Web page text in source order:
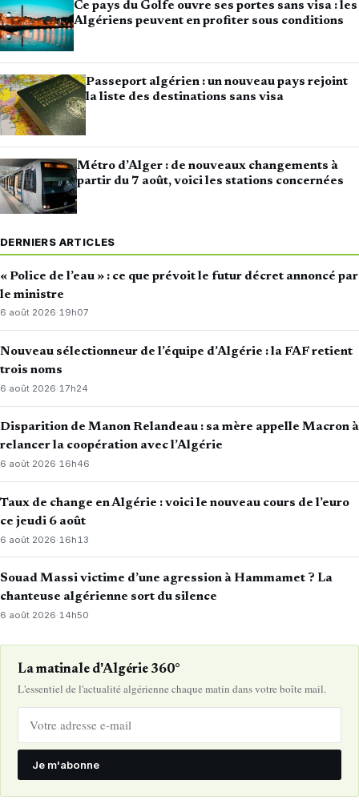
Ce pays du Golfe ouvre ses portes sans visa : les
Algériens peuvent en profiter sous conditions
Passeport algérien : un nouveau pays rejoint
la liste des destinations sans visa
Métro d’Alger : de nouveaux changements à
partir du 7 août, voici les stations concernées
DERNIERS ARTICLES
« Police de l’eau » : ce que prévoit le futur décret annoncé par
le ministre
6 août 2026·19h07
Nouveau sélectionneur de l’équipe d’Algérie : la FAF retient
trois noms
6 août 2026· 17h24
Disparition de Manon Relandeau : sa mère appelle Macron à
relancer la coopération avec l’Algérie
6 août 2026·16h46
Taux de change en Algérie : voici le nouveau cours de l’euro
ce jeudi 6 août
6 août 2026· 16h13
Souad Massi victime d’une agression à Hammamet ? La
chanteuse algérienne sort du silence
6 août 2026·14h50
La matinale d'Algérie 360°
L'essentiel de l'actualité algérienne chaque matin dans votre boîte mail.
Je m'abonne